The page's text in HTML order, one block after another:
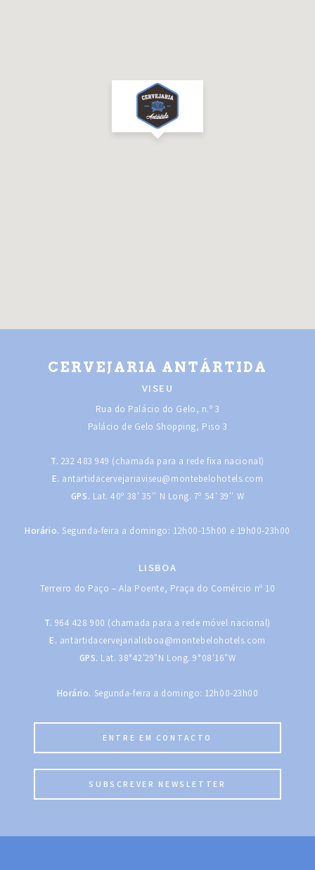
CERVEJARIA ANTÁRTIDA
VISEU
Rua do Palácio do Gelo, n.º 3
Palácio de Gelo Shopping, Piso 3
T. 232 483 949 (chamada para a rede fixa nacional)
E. antartidacervejariaviseu@montebelohotels.com
GPS. Lat. 40º 38' 35'' N Long. 7º 54' 39'' W
Horário. Segunda-feira a domingo: 12h00-15h00 e 19h00-23h00
LISBOA
Terreiro do Paço – Ala Poente, Praça do Comércio nº 10
T. 964 428 900 (chamada para a rede móvel nacional)
E. antartidacervejarialisboa@montebelohotels.com
GPS. Lat. 38°42'29"N Long. 9°08'16"W
Horário. Segunda-feira a domingo: 12h00-23h00
ENTRE EM CONTACTO
SUBSCREVER NEWSLETTER